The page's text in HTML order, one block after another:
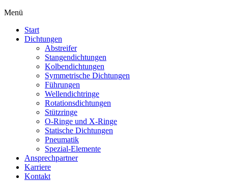
Menü
Start
Dichtungen
Abstreifer
Stangendichtungen
Kolbendichtungen
Symmetrische Dichtungen
Führungen
Wellendichtringe
Rotationsdichtungen
Stützringe
O-Ringe und X-Ringe
Statische Dichtungen
Pneumatik
Spezial-Elemente
Ansprechpartner
Karriere
Kontakt